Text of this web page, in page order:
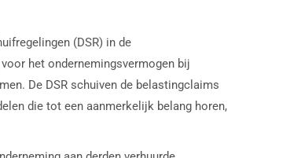
(DSR) in de
het ondernemingsvermogen bij
De DSR schuiven de belastingclaims
die tot een aanmerkelijk belang horen,